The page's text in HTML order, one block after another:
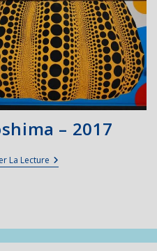
– 2017
La LectureNaoshima
–